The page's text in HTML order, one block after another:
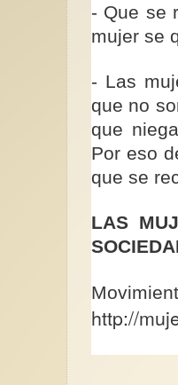
- Que se
mujer se
- Las
que no
que
Por eso
que se
LAS
http://